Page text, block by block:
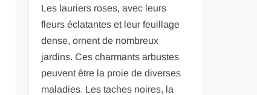
Les lauriers roses, avec leurs
fleurs éclatantes et leur feuillage
dense, ornent de nombreux
jardins. Ces charmants arbustes
peuvent être la proie de diverses
maladies. Les taches noires, la